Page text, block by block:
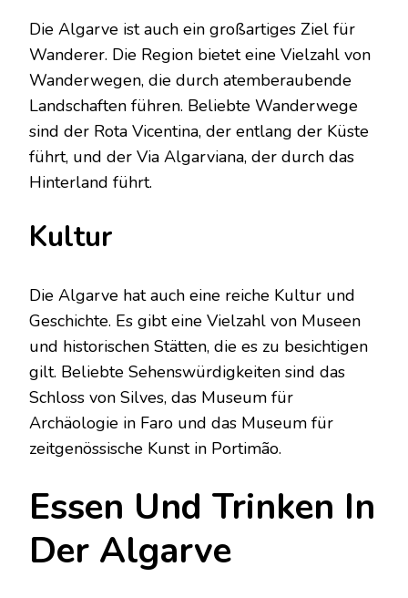
Die Algarve ist auch ein großartiges Ziel für
Wanderer. Die Region bietet eine Vielzahl von
Wanderwegen, die durch atemberaubende
Landschaften führen. Beliebte Wanderwege
sind der Rota Vicentina, der entlang der Küste
führt, und der Via Algarviana, der durch das
Hinterland führt.
Kultur
Die Algarve hat auch eine reiche Kultur und
Geschichte. Es gibt eine Vielzahl von Museen
und historischen Stätten, die es zu besichtigen
gilt. Beliebte Sehenswürdigkeiten sind das
Schloss von Silves, das Museum für
Archäologie in Faro und das Museum für
zeitgenössische Kunst in Portimão.
Essen Und Trinken In
Der Algarve